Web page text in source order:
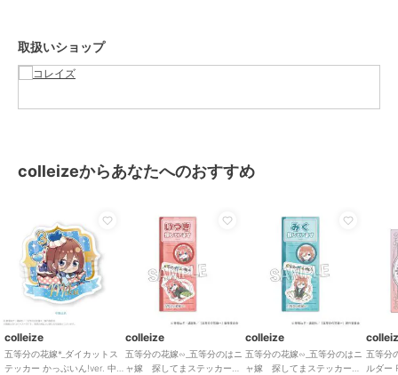
取扱いショップ
colleizeからあなたへのおすすめ
colleize
五等分の花嫁*_ダイカットス
テッカー かっぷいん!ver. 中
colleize
五等分の花嫁∽_五等分のはニ
ャ嫁 探してまステッカー
colleize
五等分の花嫁∽_五等分のはニ
ャ嫁 探してまステッカー
五等分
ルダー